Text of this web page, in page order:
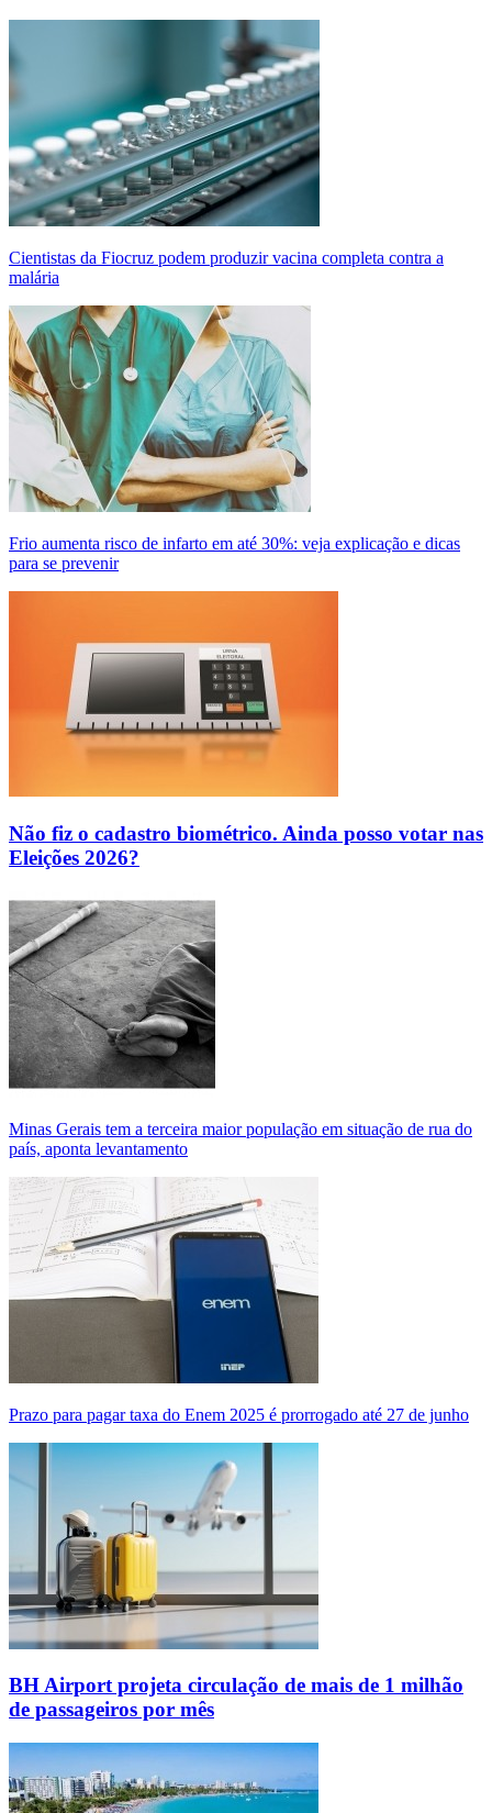
Cientistas da Fiocruz podem produzir vacina completa contra a
malária
Frio aumenta risco de infarto em até 30%: veja explicação e dicas
para se prevenir
Não fiz o cadastro biométrico. Ainda posso votar nas
Eleições 2026?
Minas Gerais tem a terceira maior população em situação de rua do
país, aponta levantamento
Prazo para pagar taxa do Enem 2025 é prorrogado até 27 de junho
BH Airport projeta circulação de mais de 1 milhão
de passageiros por mês